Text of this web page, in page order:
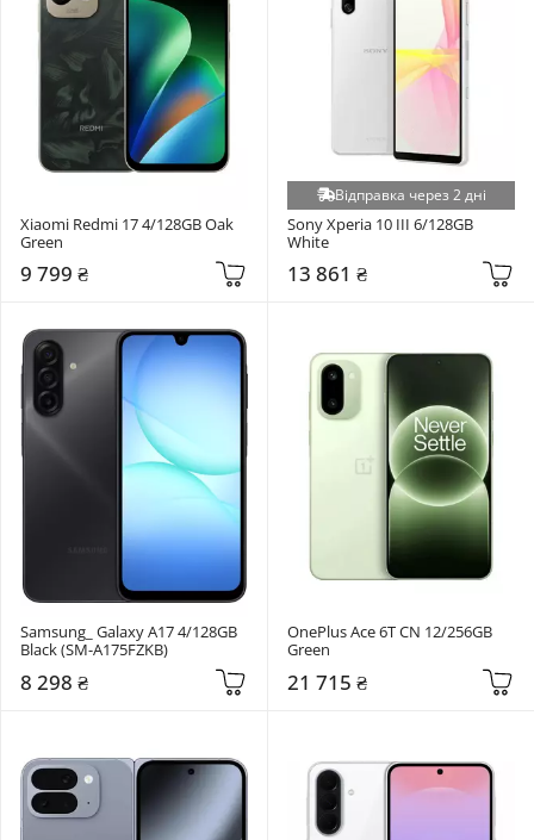
Xiaomi Redmi 17 4/128GB Oak
Green
9 799 ₴
Відправка через 2 дні
Sony Xperia 10 III 6/128GB
White
13 861 ₴
Samsung_ Galaxy A17 4/128GB
Black (SM-A175FZKB)
8 298 ₴
OnePlus Ace 6T CN 12/256GB
Green
21 715 ₴